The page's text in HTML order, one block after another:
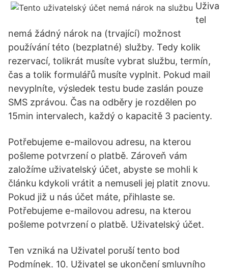
Uživa
tel
nemá žádný nárok na (trvající) možnost
používání této (bezplatné) služby. Tedy kolik
rezervací, tolikrát musíte vybrat službu, termín,
čas a tolik formulářů musíte vyplnit. Pokud mail
nevyplníte, výsledek testu bude zaslán pouze
SMS zprávou. Čas na odběry je rozdělen po
15min intervalech, každý o kapacitě 3 pacienty.
Potřebujeme e-mailovou adresu, na kterou
pošleme potvrzení o platbě. Zároveň vám
založíme uživatelský účet, abyste se mohli k
článku kdykoli vrátit a nemuseli jej platit znovu.
Pokud již u nás účet máte, přihlaste se.
Potřebujeme e-mailovou adresu, na kterou
pošleme potvrzení o platbě. Uživatelský účet.
Ten vzniká na Uživatel poruší tento bod
Podmínek. 10. Uživatel se ukončení smluvního